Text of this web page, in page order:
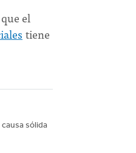
el
tiene
sólida